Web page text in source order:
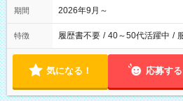
期間 2026年9月～
特徴 履歴書不要 / 40～50代活躍中 /
気になる！ 応募する